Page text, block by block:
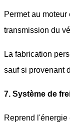
Permet au
transmission du
La fabrication
sauf si provenant
7. Système de
Reprend